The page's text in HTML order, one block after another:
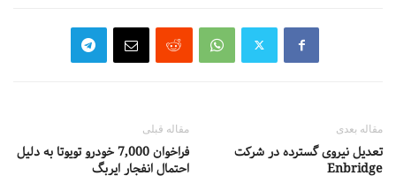
مقاله قبلی
فراخوان 7,000 خودرو تویوتا به دلیل
احتمال انفجار ایربگ
مقاله بعدی
تعدیل نیروی گسترده در شرکت
Enbridge